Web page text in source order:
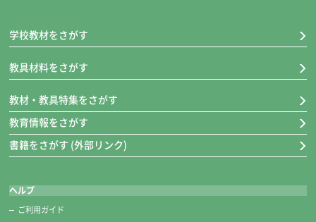
学校教材をさがす
教具材料をさがす
教材・教具特集をさがす
教育情報をさがす
書籍をさがす (外部リンク)
ヘルプ
ご利用ガイド